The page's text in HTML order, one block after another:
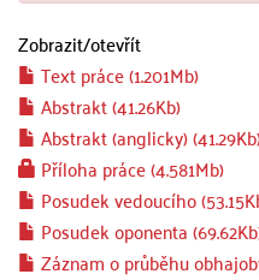
Zobrazit/otevřít
Text práce (1.201Mb)
Abstrakt (41.26Kb)
Abstrakt (anglicky)
Příloha práce (4.581Mb)
Posudek vedoucího
Posudek oponenta
Záznam o průběhu